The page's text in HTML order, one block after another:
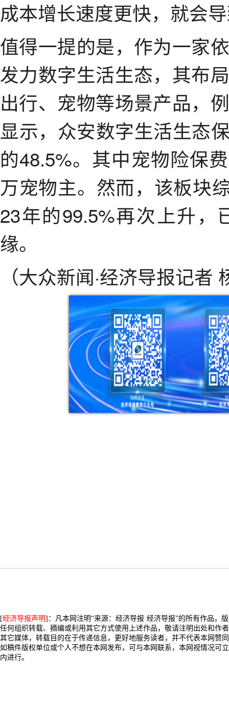
成本增长速度更快，就会
值得一提的是，作为一家
发力数字生活生态，其布
出行、宠物等场景产品，
显示，众安数字生活生态
的48.5%。其中宠物险保
万宠物主。然而，该板块
23年的99.5%再次上升
缘。
（大众新闻·经济导报记者
[经济导报声明]：凡本网注明“来源：经济导报·经济导报”的所有作品，
任何组织转载、摘编或利用其它方式使用上述作品，敬请注明出处和作
其它媒体，转载目的在于传递信息，更好地服务读者，并不代表本网赞
如稿件版权单位或个人不想在本网发布，可与本网联系，本网视情况可
内进行。